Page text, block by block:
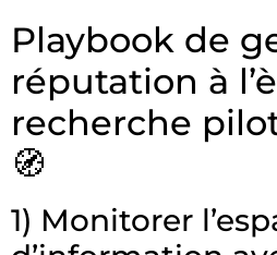
Playbook de
réputation à
recherche
🧭
1) Monitorer